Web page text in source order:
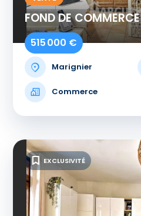
FOND DE COMMERCE
515 000 €
Marignier
Commerce
EXCLUSIVITÉ